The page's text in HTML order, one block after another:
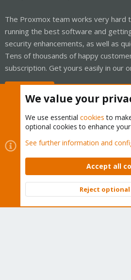
The Proxmox team works very hard
running the best software and
security enhancements, as well as
Tens of thousands of happy
subscription. Get yours easily in our
Cookies
Proxmox Support
Contact us
Terms and rules Privacy
Community platform by XenForo © 2010-
We value your
We use essential cookies to
optional cookies to enhance
See further information and
Accept all
Reject